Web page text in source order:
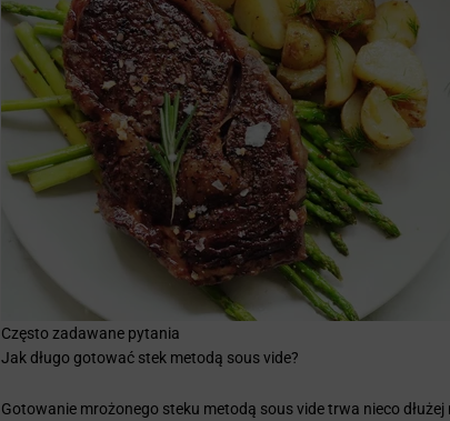
Często zadawane pytania
Jak długo gotować stek metodą sous vide?
Gotowanie mrożonego steku metodą sous vide trwa nieco